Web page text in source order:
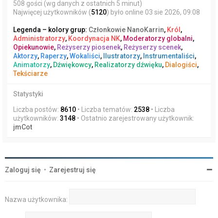
508 gości (wg danych z ostatnich 5 minut)
Najwięcej użytkowników (5120) było online 03 sie 2026, 09:08
Legenda – kolory grup: Członkowie NanoKarrin, Król ,
Administratorzy, Koordynacja NK, Moderatorzy globalni,
Opiekunowie, Reżyserzy piosenek, Reżyserzy scenek,
Aktorzy, Raperzy,Wokaliści, Ilustratorzy, Instrumentaliści,
Animatorzy, Dźwiękowcy, Realizatorzy dźwięku, Dialogiści,
Tekściarze
Statystyki
Liczba postów: 8610 • Liczba tematów: 2538 • Liczba
użytkowników: 3148 • Ostatnio zarejestrowany użytkownik:
jmCot
Zaloguj się • Zarejestruj się
Nazwa użytkownika: